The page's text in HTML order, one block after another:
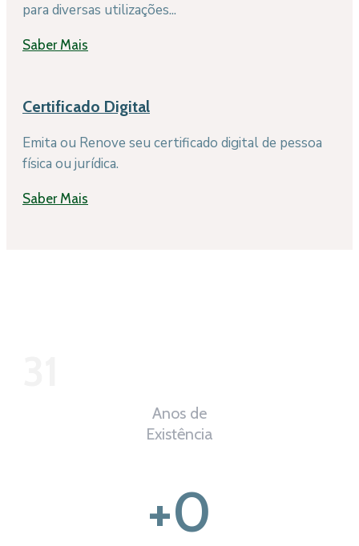
para diversas utilizações...
Saber Mais
Certificado Digital
Emita ou Renove seu certificado digital de pessoa
física ou jurídica.
Saber Mais
Anos de
Existência
+0